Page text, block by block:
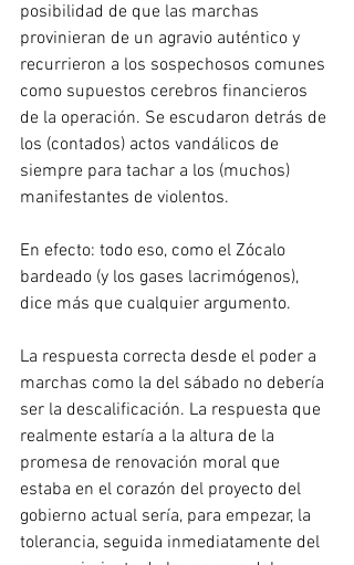
posibilidad de que las marchas
provinieran de un agravio auténtico y
recurrieron a los sospechosos comunes
como supuestos cerebros financieros
de la operación. Se escudaron detrás de
los (contados) actos vandálicos de
siempre para tachar a los (muchos)
manifestantes de violentos.
En efecto: todo eso, como el Zócalo
bardeado (y los gases lacrimógenos),
dice más que cualquier argumento.
La respuesta correcta desde el poder a
marchas como la del sábado no debería
ser la descalificación. La respuesta que
realmente estaría a la altura de la
promesa de renovación moral que
estaba en el corazón del proyecto del
gobierno actual sería, para empezar, la
tolerancia, seguida inmediatamente del